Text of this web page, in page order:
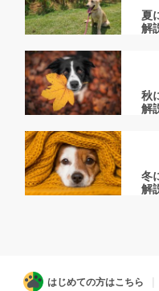
夏
解
秋
解
冬
解
はじめての方はこちら